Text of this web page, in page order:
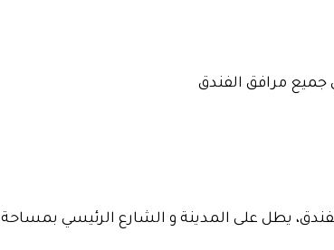
جميع مرافق الفندق
يطل على المدينة و الشارع الرئيسي بمساحة 50 م²